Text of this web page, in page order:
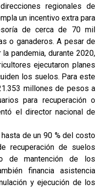
regionales de
un incentivo extra para
de cerca de 70 mil
o ganaderos. A pesar de
pandemia, durante 2020,
ejecutaron planes
los suelos. Para este
millones de pesos a
para recuperación o
el director nacional de
hasta de un 90 % del costo
recuperación de suelos
de mantención de los
financia asistencia
y ejecución de los